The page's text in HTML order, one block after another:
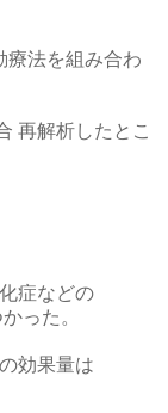
療法を組み合わ
再解析したとこ
症などの
った。
効果量は